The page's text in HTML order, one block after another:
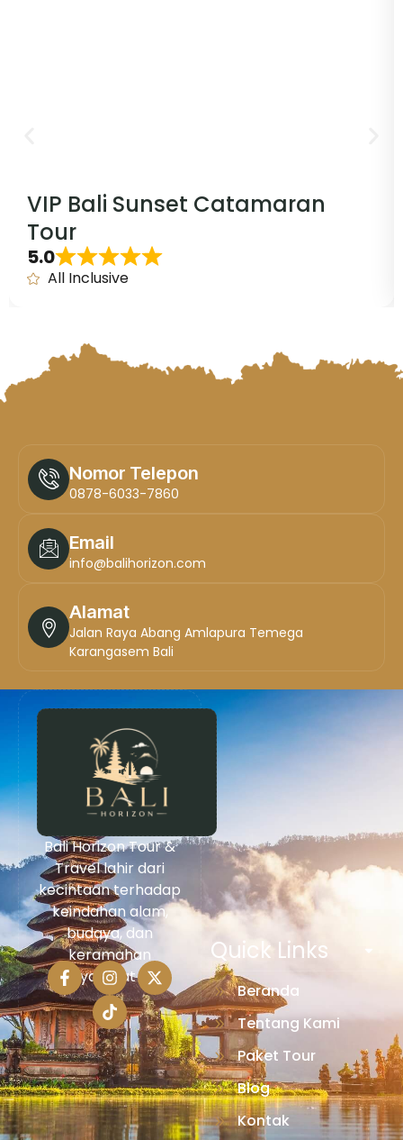
VIP Bali Sunset Catamaran
Tour
5.0
All Inclusive
Nomor Telepon
0878-6033-7860
Email
info@balihorizon.com
Alamat
Jalan Raya Abang Amlapura Temega
Karangasem Bali
Bali Horizon Tour &
Travel lahir dari
kecintaan terhadap
keindahan alam,
budaya, dan
keramahan
masyarakat Bali.
Quick Links
Beranda
Tentang Kami
Paket Tour
Blog
Kontak